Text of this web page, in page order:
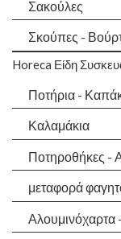
Σακούλες
Σκούπες -
Horeca Είδη
Ποτήρια -
Καλαμάκια
Ποτηροθήκες -
μεταφορά
Αλουμινόχαρτα